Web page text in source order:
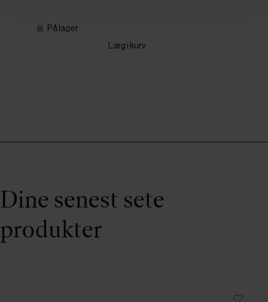
På lager
Læg i kurv
Dine senest sete
produkter